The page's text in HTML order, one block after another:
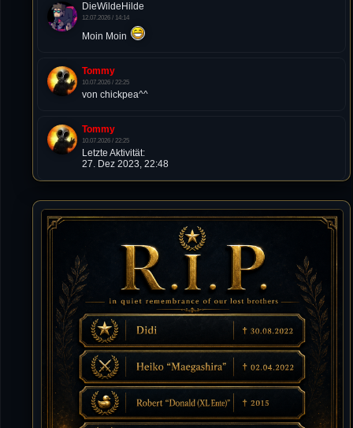
DieWildeHilde
12.07.2026 / 14:14
Moin Moin
Tommy
10.07.2026 / 22:25
von chickpea^^
Tommy
10.07.2026 / 22:25
Letzte Aktivität:
27. Dez 2023, 22:48
DieWildeHilde
10.07.2026 / 12:48
Happy Birthday Chickpea
DieWildeHilde
10.07.2026 / 10:08
Hallo meine Lieben!
Isimiyaki
10.07.2026 / 00:34
Alles gute chickpea
Mojochilla
02.07.2026 / 15:53
Was geht aaaaaaaaaaaab